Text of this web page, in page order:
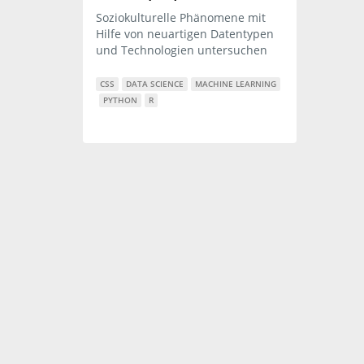
Soziokulturelle Phänomene mit
Hilfe von neuartigen Datentypen
und Technologien untersuchen
CSS DATA SCIENCE
MACHINE LEARNING
PYTHON
R